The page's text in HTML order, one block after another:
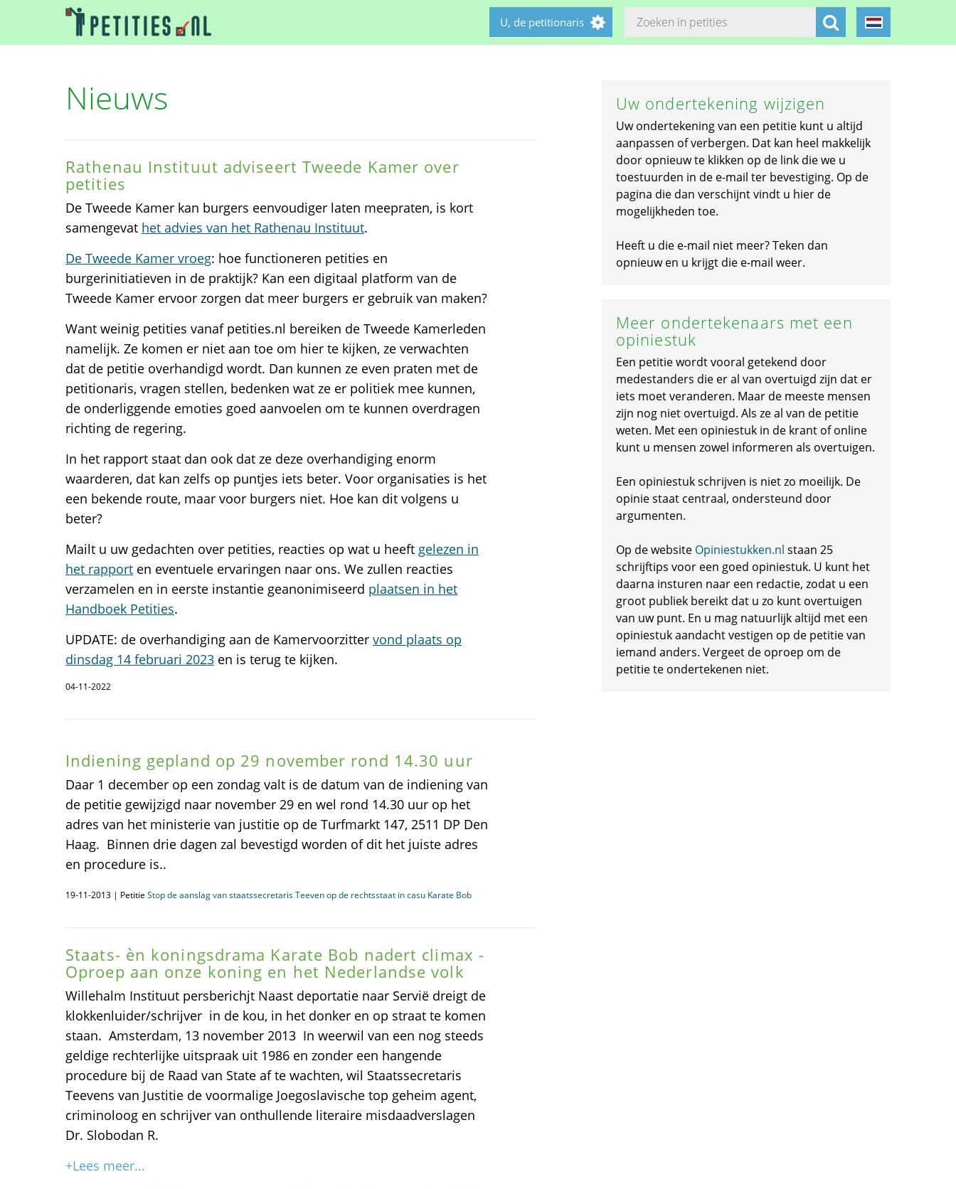
U, de petitionaris
Nieuws
Rathenau Instituut adviseert Tweede Kamer over
petities
De Tweede Kamer kan burgers eenvoudiger laten meepraten, is kort
samengevat het advies van het Rathenau Instituut.
De Tweede Kamer vroeg: hoe functioneren petities en
burgerinitiatieven in de praktijk? Kan een digitaal platform van de
Tweede Kamer ervoor zorgen dat meer burgers er gebruik van maken?
Want weinig petities vanaf petities.nl bereiken de Tweede Kamerleden
namelijk. Ze komen er niet aan toe om hier te kijken, ze verwachten
dat de petitie overhandigd wordt. Dan kunnen ze even praten met de
petitionaris, vragen stellen, bedenken wat ze er politiek mee kunnen,
de onderliggende emoties goed aanvoelen om te kunnen overdragen
richting de regering.
In het rapport staat dan ook dat ze deze overhandiging enorm
waarderen, dat kan zelfs op puntjes iets beter. Voor organisaties is het
een bekende route, maar voor burgers niet. Hoe kan dit volgens u
beter?
Mailt u uw gedachten over petities, reacties op wat u heeft gelezen in
het rapport en eventuele ervaringen naar ons. We zullen reacties
verzamelen en in eerste instantie geanonimiseerd plaatsen in het
Handboek Petities.
UPDATE: de overhandiging aan de Kamervoorzitter vond plaats op
dinsdag 14 februari 2023 en is terug te kijken.
04-11-2022
Indiening gepland op 29 november rond 14.30 uur
Daar 1 december op een zondag valt is de datum van de indiening van
de petitie gewijzigd naar november 29 en wel rond 14.30 uur op het
adres van het ministerie van justitie op de Turfmarkt 147, 2511 DP Den
Haag. Binnen drie dagen zal bevestigd worden of dit het juiste adres
en procedure is..
19-11-2013 | Petitie Stop de aanslag van staatssecretaris Teeven op de rechtsstaat in casu Karate Bob
Staats- èn koningsdrama Karate Bob nadert climax -
Oproep aan onze koning en het Nederlandse volk
Willehalm Instituut persberichjt Naast deportatie naar Servië dreigt de
klokkenluider/schrijver in de kou, in het donker en op straat te komen
staan. Amsterdam, 13 november 2013  In weerwil van een nog steeds
geldige rechterlijke uitspraak uit 1986 en zonder een hangende
procedure bij de Raad van State af te wachten, wil Staatssecretaris
Teevens van Justitie de voormalige Joegoslavische top geheim agent,
criminoloog en schrijver van onthullende literaire misdaadverslagen
Dr. Slobodan R.
+Lees meer...
Uw ondertekening wijzigen
Uw ondertekening van een petitie kunt u altijd
aanpassen of verbergen. Dat kan heel makkelijk
door opnieuw te klikken op de link die we u
toestuurden in de e-mail ter bevestiging. Op de
pagina die dan verschijnt vindt u hier de
mogelijkheden toe.
Heeft u die e-mail niet meer? Teken dan
opnieuw en u krijgt die e-mail weer.
Meer ondertekenaars met een
opiniestuk
Een petitie wordt vooral getekend door
medestanders die er al van overtuigd zijn dat er
iets moet veranderen. Maar de meeste mensen
zijn nog niet overtuigd. Als ze al van de petitie
weten. Met een opiniestuk in de krant of online
kunt u mensen zowel informeren als overtuigen.
Een opiniestuk schrijven is niet zo moeilijk. De
opinie staat centraal, ondersteund door
argumenten.
Op de website Opiniestukken.nl staan 25
schrijftips voor een goed opiniestuk. U kunt het
daarna insturen naar een redactie, zodat u een
groot publiek bereikt dat u zo kunt overtuigen
van uw punt. En u mag natuurlijk altijd met een
opiniestuk aandacht vestigen op de petitie van
iemand anders. Vergeet de oproep om de
petitie te ondertekenen niet.